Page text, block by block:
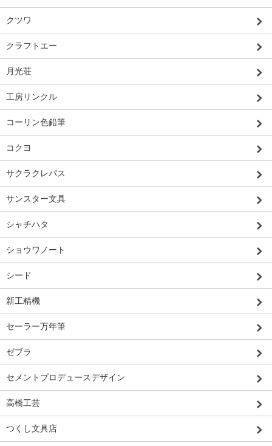
クツワ
クラフトエー
月光荘
工房リンクル
コーリン色鉛筆
コクヨ
サクラクレパス
サンスター文具
シャチハタ
ショウワノート
シード
新工精機
セーラー万年筆
ゼブラ
セメントプロデュースデザイン
高橋工芸
つくし文具店